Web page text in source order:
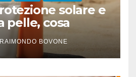
solare e
pelle, cosa
RAIMONDO BOVONE